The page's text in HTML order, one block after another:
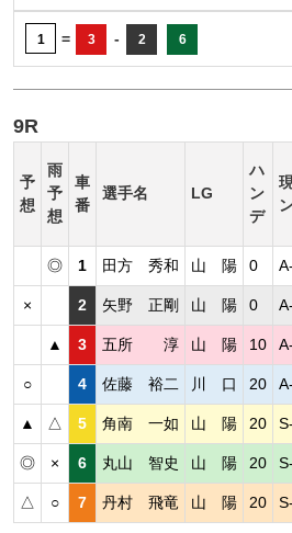
1 = 3 - 2 6
9R
予
想
雨
予
想
車
番
選手名 LG
ハ
ン
デ
◎ 1 田方 秀和 山 陽 0
× 2 矢野 正剛 山 陽 0
▲ 3 五所 淳 山 陽 10
○ 4 佐藤 裕二 川 口 20
▲ △ 5 角南 一如 山 陽 20
◎ × 6 丸山 智史 山 陽 20
△ ○ 7 丹村 飛竜 山 陽 20